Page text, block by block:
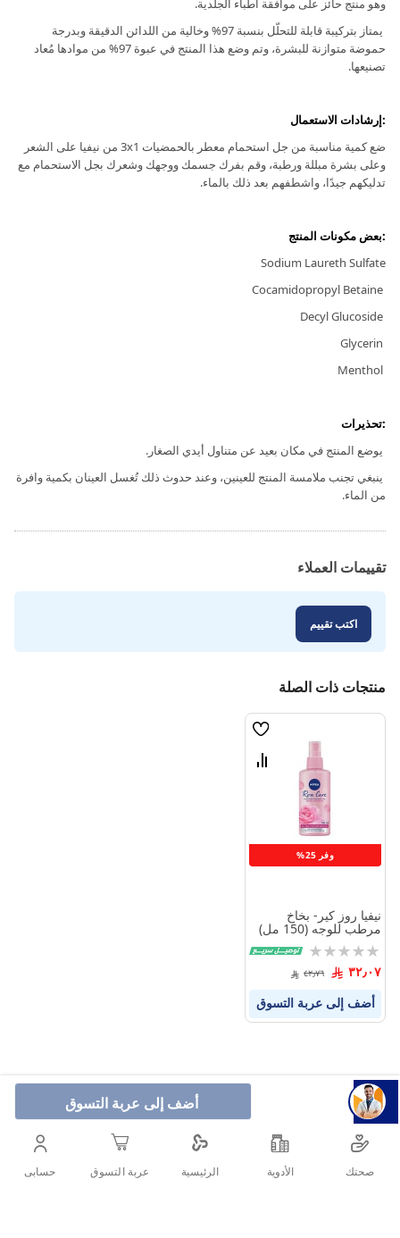
أضف إلى عربة التسوق
وهو منتج حائز على موافقة أطباء الجلدية.
يمتاز بتركيبة قابلة للتحلّل بنسبة 97% وخالية من اللدائن الدقيقة وبدرجة
حموضة متوازنة للبشرة، وتم وضع هذا المنتج في عبوة 97% من موادها مُعاد
تصنيعها.
:إرشادات الاستعمال
ضع كمية مناسبة من جل استحمام معطر بالحمضيات 3x1 من نيفيا على الشعر
وعلى بشرة مبللة ورطبة، وقم بفرك جسمك ووجهك وشعرك بجل الاستحمام مع
تدليكهم جيدًا، واشطفهم بعد ذلك بالماء.
:بعض مكونات المنتج
Sodium Laureth Sulfate
:تحذيرات
يوضع المنتج في مكان بعيد عن متناول أيدي الصغار.
ينبغي تجنب ملامسة المنتج للعينين، وعند حدوث ذلك تُغسل العينان بكمية وافرة
من الماء.
تقييمات العملاء
اكتب تقييم
منتجات ذات الصلة
وفر 25%
قائمة
قارن
نيفيا روز كير- بخاخ
مرطب للوجه (150 مل)
Rating:
0%
٣٢٫٠٧ ٤٢٫٧٦
أضف إلى عربة التسوق
صحتك الأدوية الرئيسية عربة التسوق حسابى